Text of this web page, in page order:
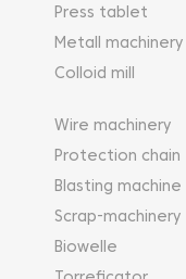
Press tablet
Metall machinery
Colloid mill
Wire machinery
Protection chain
Blasting machine
Scrap-machinery
Biowelle